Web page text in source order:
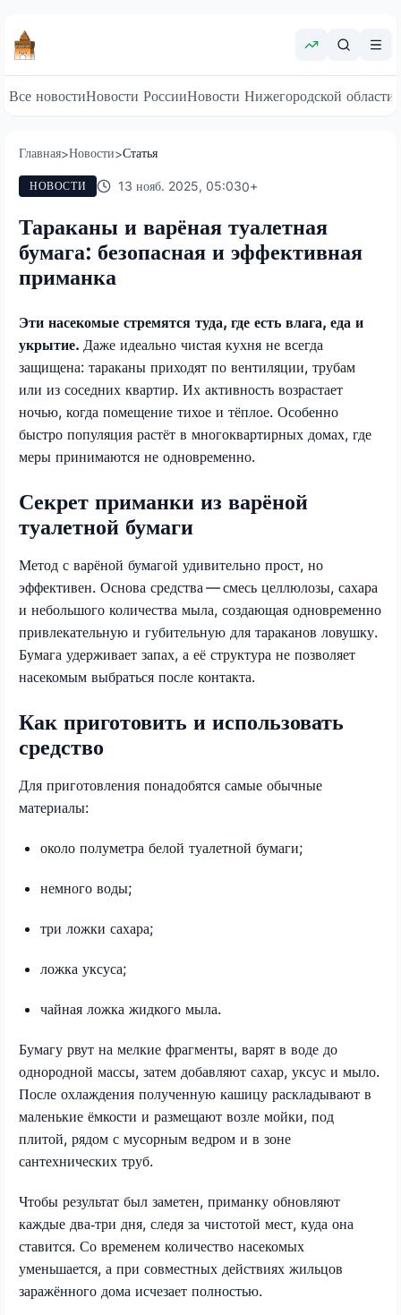
Все новостиНовости РоссииНовости Нижегородской области
Главная>Новости>Статья
НОВОСТИ 13 нояб. 2025, 05:030+
Тараканы и варёная туалетная
бумага: безопасная и эффективная
приманка
Эти насекомые стремятся туда, где есть влага, еда и
укрытие. Даже идеально чистая кухня не всегда
защищена: тараканы приходят по вентиляции, трубам
или из соседних квартир. Их активность возрастает
ночью, когда помещение тихое и тёплое. Особенно
быстро популяция растёт в многоквартирных домах, где
меры принимаются не одновременно.
Секрет приманки из варёной
туалетной бумаги
Метод с варёной бумагой удивительно прост, но
эффективен. Основа средства — смесь целлюлозы, сахара
и небольшого количества мыла, создающая одновременно
привлекательную и губительную для тараканов ловушку.
Бумага удерживает запах, а её структура не позволяет
насекомым выбраться после контакта.
Как приготовить и использовать
средство
Для приготовления понадобятся самые обычные
материалы:
около полуметра белой туалетной бумаги;
немного воды;
три ложки сахара;
ложка уксуса;
чайная ложка жидкого мыла.
Бумагу рвут на мелкие фрагменты, варят в воде до
однородной массы, затем добавляют сахар, уксус и мыло.
После охлаждения полученную кашицу раскладывают в
маленькие ёмкости и размещают возле мойки, под
плитой, рядом с мусорным ведром и в зоне
сантехнических труб.
Чтобы результат был заметен, приманку обновляют
каждые два‑три дня, следя за чистотой мест, куда она
ставится. Со временем количество насекомых
уменьшается, а при совместных действиях жильцов
заражённого дома исчезает полностью.